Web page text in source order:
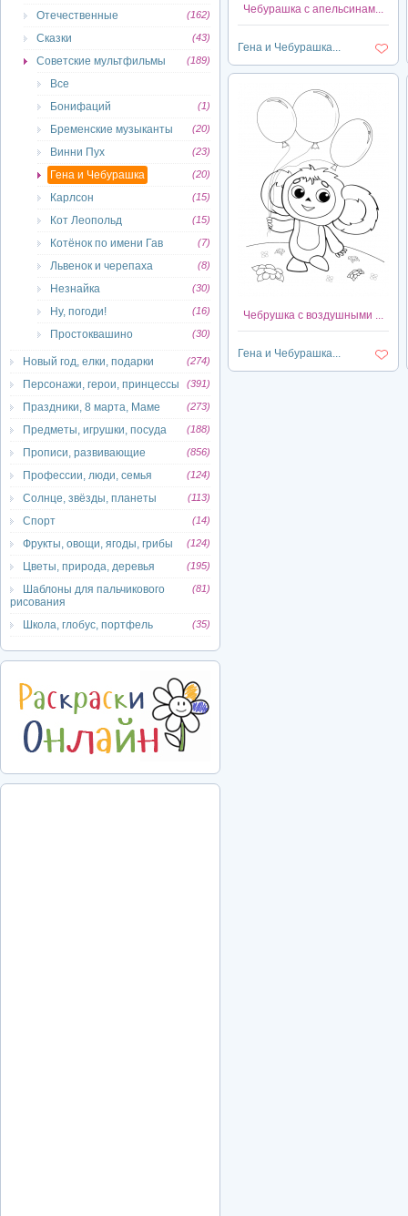
Отечественные (162)
Сказки (43)
Советские мультфильмы (189)
Все
Бонифаций
(1)
Бременские музыканты (20)
Винни Пух (23)
Гена и Чебурашка (20)
Карлсон (15)
Кот Леопольд (15)
Котёнок по имени Гав (7)
Львенок и черепаха (8)
Незнайка (30)
Ну, погоди! (16)
Простоквашино (30)
Новый год, елки, подарки (274)
Персонажи, герои, принцессы (391)
Праздники, 8 марта, Маме (273)
Предметы, игрушки, посуда (188)
Прописи, развивающие (856)
Профессии, люди, семья (124)
Солнце, звёзды, планеты (113)
Спорт (14)
Фрукты, овощи, ягоды, грибы (124)
Цветы, природа, деревья (195)
Шаблоны для пальчикового
рисования
(81)
Школа, глобус, портфель (35)
Чебурашка с апельсинам...
Гена и Чебурашка...
Чебрушка с воздушными ...
Гена и Чебурашка...